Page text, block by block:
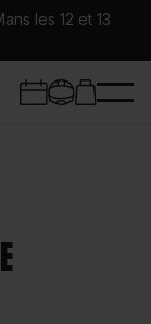
les 12 et 13